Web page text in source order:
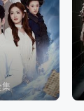
集